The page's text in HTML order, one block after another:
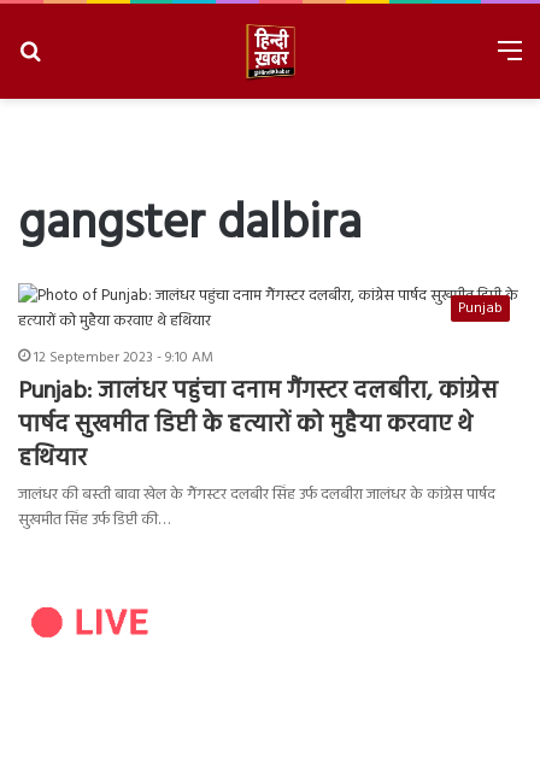
gangster dalbira
Punjab
12 September 2023 - 9:10 AM
Punjab: जालंधर पहुंचा दनाम गैंगस्टर दलबीरा, कांग्रेस
पार्षद सुखमीत डिप्टी के हत्यारों को मुहैया करवाए थे
हथियार
जालंधर की बस्ती बावा खेल के गैंगस्टर दलबीर सिंह उर्फ दलबीरा जालंधर के कांग्रेस पार्षद
सुखमीत सिंह उर्फ डिप्टी की…